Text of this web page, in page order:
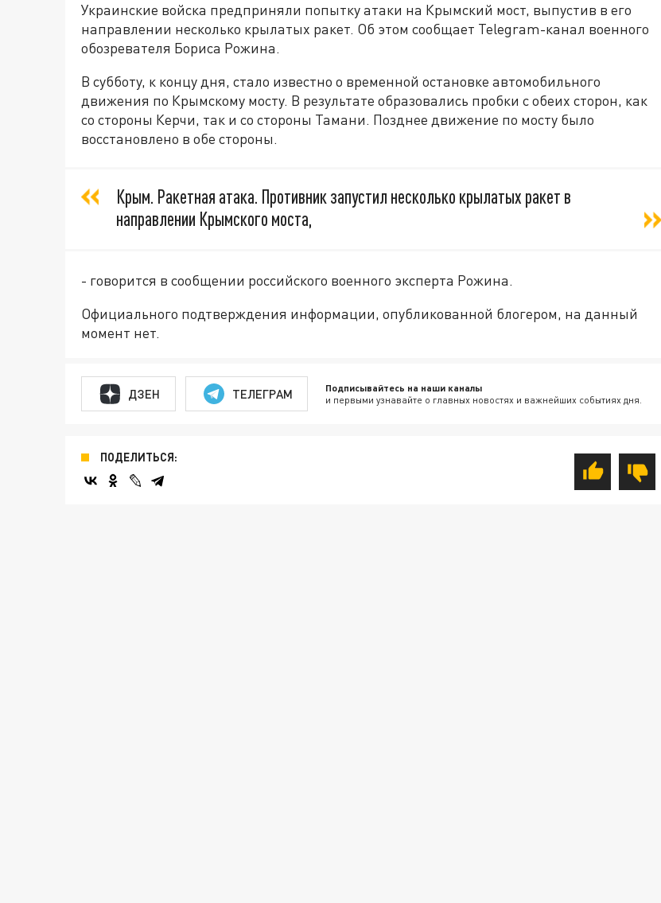
Украинские войска предприняли попытку атаки на Крымский мост, выпустив в его
направлении несколько крылатых ракет. Об этом сообщает Telegram-канал военного
обозревателя Бориса Рожина.
В субботу, к концу дня, стало известно о временной остановке автомобильного
движения по Крымскому мосту. В результате образовались пробки с обеих сторон, как
со стороны Керчи, так и со стороны Тамани. Позднее движение по мосту было
восстановлено в обе стороны.
Крым. Ракетная атака. Противник запустил несколько крылатых ракет в
направлении Крымского моста,
- говорится в сообщении российского военного эксперта Рожина.
Официального подтверждения информации, опубликованной блогером, на данный
момент нет.
ДЗЕН ТЕЛЕГРАМ Подписывайтесь на наши каналы
и первыми узнавайте о главных новостях и важнейших событиях дня.
ПОДЕЛИТЬСЯ: